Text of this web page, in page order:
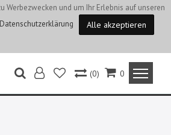
Werbezwecken und um Ihr Erlebnis auf unseren
Datenschutzerklärung Alle akzeptieren
0
(0)